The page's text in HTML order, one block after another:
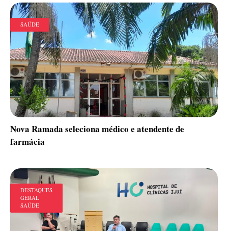
SAÚDE
Nova Ramada seleciona médico e atendente de
farmácia
DESTAQUES
GERAL
SAÚDE